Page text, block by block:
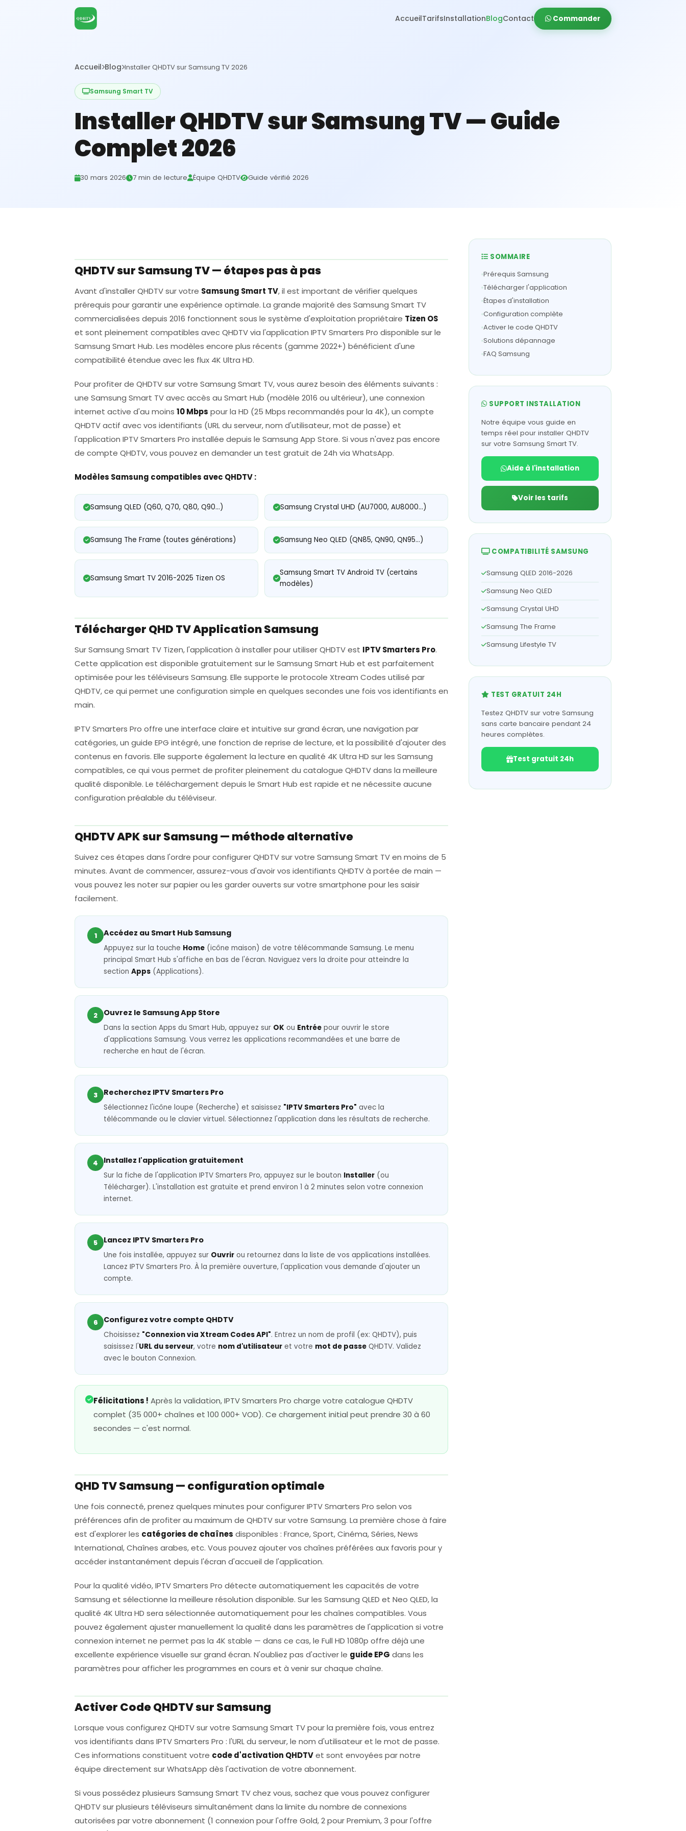
AccueilTarifsInstallationBlogContact Commander
Accueil Blog Installer QHDTV sur Samsung TV 2026
Samsung Smart TV
Installer QHDTV sur Samsung TV — Guide
Complet 2026
30 mars 2026 7 min de lecture Équipe QHDTV Guide vérifié 2026
QHDTV sur Samsung TV — étapes pas à pas
Avant d'installer QHDTV sur votre Samsung Smart TV, il est important de vérifier quelques
prérequis pour garantir une expérience optimale. La grande majorité des Samsung Smart TV
commercialisées depuis 2016 fonctionnent sous le système d'exploitation propriétaire Tizen OS
et sont pleinement compatibles avec QHDTV via l'application IPTV Smarters Pro disponible sur le
Samsung Smart Hub. Les modèles encore plus récents (gamme 2022+) bénéficient d'une
compatibilité étendue avec les flux 4K Ultra HD.
Pour profiter de QHDTV sur votre Samsung Smart TV, vous aurez besoin des éléments suivants :
une Samsung Smart TV avec accès au Smart Hub (modèle 2016 ou ultérieur), une connexion
internet active d'au moins 10 Mbps pour la HD (25 Mbps recommandés pour la 4K), un compte
QHDTV actif avec vos identifiants (URL du serveur, nom d'utilisateur, mot de passe) et
l'application IPTV Smarters Pro installée depuis le Samsung App Store. Si vous n'avez pas encore
de compte QHDTV, vous pouvez en demander un test gratuit de 24h via WhatsApp.
Modèles Samsung compatibles avec QHDTV :
Samsung QLED (Q60, Q70, Q80, Q90...) Samsung Crystal UHD (AU7000, AU8000...)
Samsung The Frame (toutes générations) Samsung Neo QLED (QN85, QN90, QN95...)
Samsung Smart TV 2016-2025 Tizen OS
Samsung Smart TV Android TV (certains
modèles)
Télécharger QHD TV Application Samsung
Sur Samsung Smart TV Tizen, l'application à installer pour utiliser QHDTV est IPTV Smarters Pro.
Cette application est disponible gratuitement sur le Samsung Smart Hub et est parfaitement
optimisée pour les téléviseurs Samsung. Elle supporte le protocole Xtream Codes utilisé par
QHDTV, ce qui permet une configuration simple en quelques secondes une fois vos identifiants en
main.
IPTV Smarters Pro offre une interface claire et intuitive sur grand écran, une navigation par
catégories, un guide EPG intégré, une fonction de reprise de lecture, et la possibilité d'ajouter des
contenus en favoris. Elle supporte également la lecture en qualité 4K Ultra HD sur les Samsung
compatibles, ce qui vous permet de profiter pleinement du catalogue QHDTV dans la meilleure
qualité disponible. Le téléchargement depuis le Smart Hub est rapide et ne nécessite aucune
configuration préalable du téléviseur.
QHDTV APK sur Samsung — méthode alternative
Suivez ces étapes dans l'ordre pour configurer QHDTV sur votre Samsung Smart TV en moins de 5
minutes. Avant de commencer, assurez-vous d'avoir vos identifiants QHDTV à portée de main —
vous pouvez les noter sur papier ou les garder ouverts sur votre smartphone pour les saisir
facilement.
1 Accédez au Smart Hub Samsung
Appuyez sur la touche Home (icône maison) de votre télécommande Samsung. Le menu
principal Smart Hub s'affiche en bas de l'écran. Naviguez vers la droite pour atteindre la
section Apps (Applications).
2 Ouvrez le Samsung App Store
Dans la section Apps du Smart Hub, appuyez sur OK ou Entrée pour ouvrir le store
d'applications Samsung. Vous verrez les applications recommandées et une barre de
recherche en haut de l'écran.
3 Recherchez IPTV Smarters Pro
Sélectionnez l'icône loupe (Recherche) et saisissez "IPTV Smarters Pro" avec la
télécommande ou le clavier virtuel. Sélectionnez l'application dans les résultats de recherche.
4 Installez l'application gratuitement
Sur la fiche de l'application IPTV Smarters Pro, appuyez sur le bouton Installer (ou
Télécharger). L'installation est gratuite et prend environ 1 à 2 minutes selon votre connexion
internet.
5 Lancez IPTV Smarters Pro
Une fois installée, appuyez sur Ouvrir ou retournez dans la liste de vos applications installées.
Lancez IPTV Smarters Pro. À la première ouverture, l'application vous demande d'ajouter un
compte.
6 Configurez votre compte QHDTV
Choisissez "Connexion via Xtream Codes API". Entrez un nom de profil (ex: QHDTV), puis
saisissez l'URL du serveur, votre nom d'utilisateur et votre mot de passe QHDTV. Validez
avec le bouton Connexion.
Félicitations ! Après la validation, IPTV Smarters Pro charge votre catalogue QHDTV
complet (35 000+ chaînes et 100 000+ VOD). Ce chargement initial peut prendre 30 à 60
secondes — c'est normal.
QHD TV Samsung — configuration optimale
Une fois connecté, prenez quelques minutes pour configurer IPTV Smarters Pro selon vos
préférences afin de profiter au maximum de QHDTV sur votre Samsung. La première chose à faire
est d'explorer les catégories de chaînes disponibles : France, Sport, Cinéma, Séries, News
International, Chaînes arabes, etc. Vous pouvez ajouter vos chaînes préférées aux favoris pour y
accéder instantanément depuis l'écran d'accueil de l'application.
Pour la qualité vidéo, IPTV Smarters Pro détecte automatiquement les capacités de votre
Samsung et sélectionne la meilleure résolution disponible. Sur les Samsung QLED et Neo QLED, la
qualité 4K Ultra HD sera sélectionnée automatiquement pour les chaînes compatibles. Vous
pouvez également ajuster manuellement la qualité dans les paramètres de l'application si votre
connexion internet ne permet pas la 4K stable — dans ce cas, le Full HD 1080p offre déjà une
excellente expérience visuelle sur grand écran. N'oubliez pas d'activer le guide EPG dans les
paramètres pour afficher les programmes en cours et à venir sur chaque chaîne.
Activer Code QHDTV sur Samsung
Lorsque vous configurez QHDTV sur votre Samsung Smart TV pour la première fois, vous entrez
vos identifiants dans IPTV Smarters Pro : l'URL du serveur, le nom d'utilisateur et le mot de passe.
Ces informations constituent votre code d'activation QHDTVet sont envoyées par notre
équipe directement sur WhatsApp dès l'activation de votre abonnement.
Si vous possédez plusieurs Samsung Smart TV chez vous, sachez que vous pouvez configurer
QHDTV sur plusieurs téléviseurs simultanément dans la limite du nombre de connexions
autorisées par votre abonnement (1 connexion pour l'offre Gold, 2 pour Premium, 3 pour l'offre
SOMMAIRE
Prérequis Samsung
Télécharger l'application
Étapes d'installation
Configuration complète
Activer le code QHDTV
Solutions dépannage
FAQ Samsung
SUPPORT INSTALLATION
Notre équipe vous guide en
temps réel pour installer QHDTV
sur votre Samsung Smart TV.
Aide à l'installation
Voir les tarifs
COMPATIBILITÉ SAMSUNG
Samsung QLED 2016-2026
Samsung Neo QLED
Samsung Crystal UHD
Samsung The Frame
Samsung Lifestyle TV
TEST GRATUIT 24H
Testez QHDTV sur votre Samsung
sans carte bancaire pendant 24
heures complètes.
Test gratuit 24h